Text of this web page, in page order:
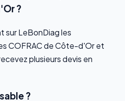
?
sur LeBonDiag les
COFRAC de Côte-d'Or et
plusieurs devis en
?